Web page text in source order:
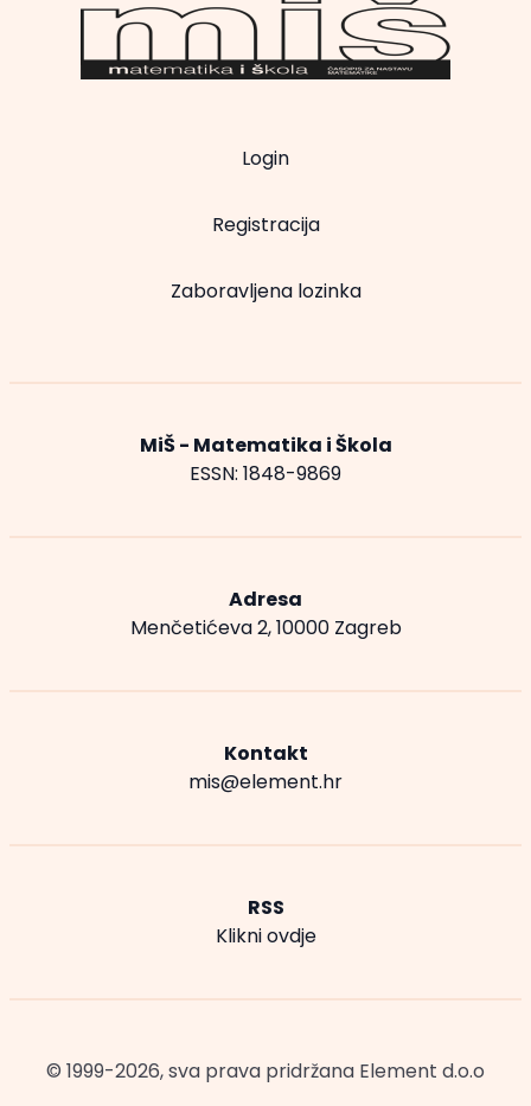
Login
Registracija
Zaboravljena lozinka
MiŠ - Matematika i Škola
ESSN: 1848-9869
Adresa
Menčetićeva 2, 10000 Zagreb
Kontakt
mis@element.hr
RSS
Klikni ovdje
© 1999-2026, sva prava pridržana Element d.o.o